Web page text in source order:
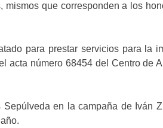
que corresponden a los
para prestar servicios para la
acta número 68454 del Centro de
en la campaña de Iván